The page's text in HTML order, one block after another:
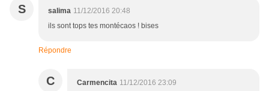
S salima 11/12/2016 20:48
ils sont tops tes montécaos ! bises
Répondre
C Carmencita 11/12/2016 23:09